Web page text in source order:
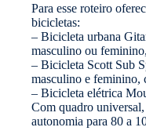
Para esse roteiro
bicicletas:
– Bicicleta urbana
masculino ou
– Bicicleta Scott Sub
masculino e feminino,
– Bicicleta elétrica
Com quadro
autonomia para 80 a